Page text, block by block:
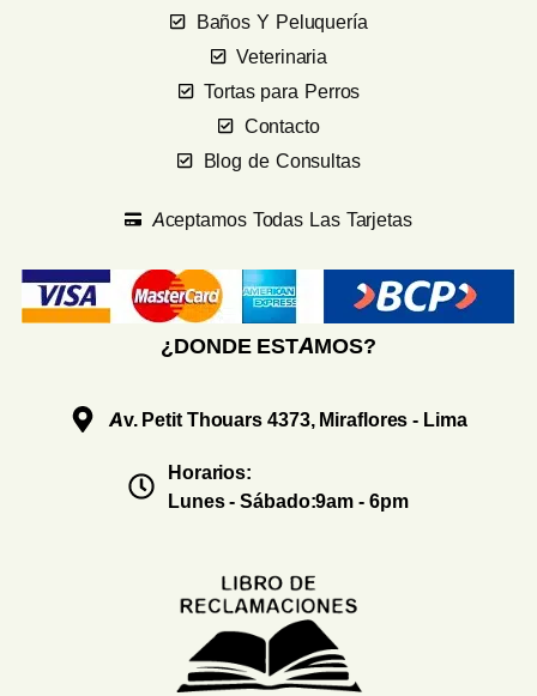
Baños Y Peluquería
Veterinaria
Tortas para Perros
Contacto
Blog de Consultas
Aceptamos Todas Las Tarjetas
¿DONDE ESTAMOS?
Av. Petit Thouars 4373, Miraflores - Lima
Horarios:
Lunes - Sábado:9am - 6pm